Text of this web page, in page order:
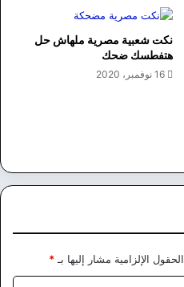
نكت شعبية مصرية ملهاش حل
هتفطسك ضحك
16 نوفمبر، 2020
الحقول الإلزامية مشار إليها بـ *